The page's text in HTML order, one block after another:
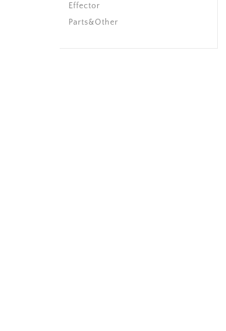
Effector
Parts&Other